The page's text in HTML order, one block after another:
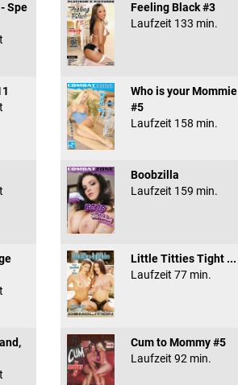
Spe
Feeling Black #3
Laufzeit 133 min.
Who is your Mommie
#5
Laufzeit 158 min.
Boobzilla
Laufzeit 159 min.
Little Titties Tight ...
Laufzeit 77 min.
Cum to Mommy #5
Laufzeit 92 min.